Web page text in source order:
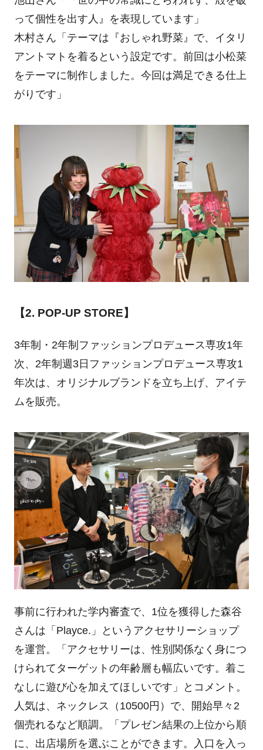
って個性を出す人』を表現しています」
木村さん「テーマは『おしゃれ野菜』で、イタリ
アントマトを着るという設定です。前回は小松菜
をテーマに制作しました。今回は満足できる仕上
がりです」
【2. POP-UP STORE】
3年制・2年制ファッションプロデュース専攻1年
次、2年制週3日ファッションプロデュース専攻1
年次は、オリジナルブランドを立ち上げ、アイテ
ムを販売。
事前に行われた学内審査で、1位を獲得した森谷
さんは「Playce.」というアクセサリーショップ
を運営。「アクセサリーは、性別関係なく身につ
けられてターゲットの年齢層も幅広いです。着こ
なしに遊び心を加えてほしいです」とコメント。
人気は、ネックレス（10500円）で、開始早々2
個売れるなど順調。「プレゼン結果の上位から順
に、出店場所を選ぶことができます。入口を入っ